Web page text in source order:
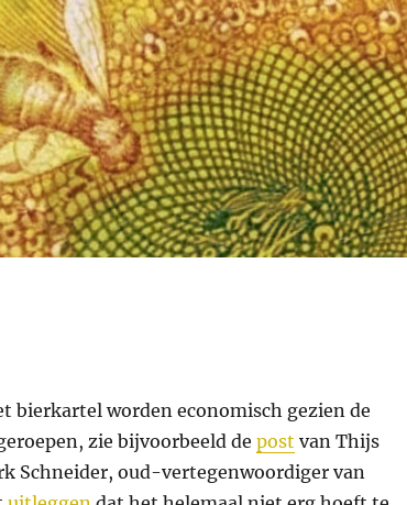
bierkartel worden economisch gezien de
zie bijvoorbeeld de post van Thijs
Schneider, oud-vertegenwoordiger van